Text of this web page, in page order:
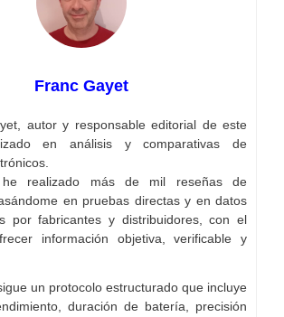
Franc Gayet
autor y responsable editorial de este
en análisis y comparativas de
realizado más de mil reseñas de
en pruebas directas y en datos
por fabricantes y distribuidores, con el
información objetiva, verificable y
un protocolo estructurado que incluye
duración de batería, precisión